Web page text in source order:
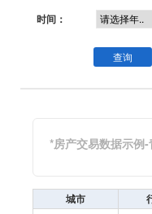
时间：
查询
*房产交易数据示例
城市